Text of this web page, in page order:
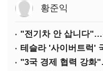
황준익
"전기차 안 삽니다"…
테슬라 '사이버트럭'